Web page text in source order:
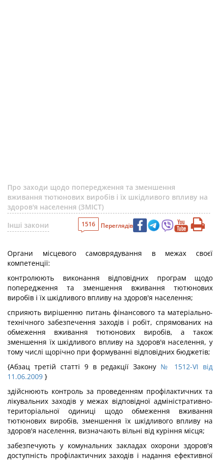
Про заходи щодо попередження та зменшення
вживання тютюнових виробів і їх шкідливого впливу на
здоров'я населення (ЗМІСТ)
Інші закони
1516 Переглядів
Органи місцевого самоврядування в межах своєї
компетенції:
контролюють виконання відповідних програм щодо
попередження та зменшення вживання тютюнових
виробів і їх шкідливого впливу на здоров'я населення;
сприяють вирішенню питань фінансового та матеріально-
технічного забезпечення заходів і робіт, спрямованих на
обмеження вживання тютюнових виробів, а також
зменшення їх шкідливого впливу на здоров'я населення, у
тому числі щорічно при формуванні відповідних бюджетів;
{Абзац третій статті 9 в редакції Закону № 1512-VI від
11.06.2009 }
здійснюють контроль за проведенням профілактичних та
лікувальних заходів у межах відповідної адміністративно-
територіальної одиниці щодо обмеження вживання
тютюнових виробів, зменшення їх шкідливого впливу на
здоров'я населення, визначають вільні від куріння місця;
забезпечують у комунальних закладах охорони здоров'я
доступність профілактичних заходів і надання ефективної